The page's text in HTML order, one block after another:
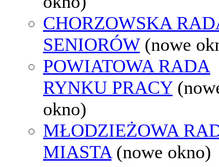
CHORZOWSKA
SENIORÓW (nowe
POWIATOWA RADA
RYNKU PRACY
okno)
MŁODZIEŻOWA
MIASTA (nowe okno)